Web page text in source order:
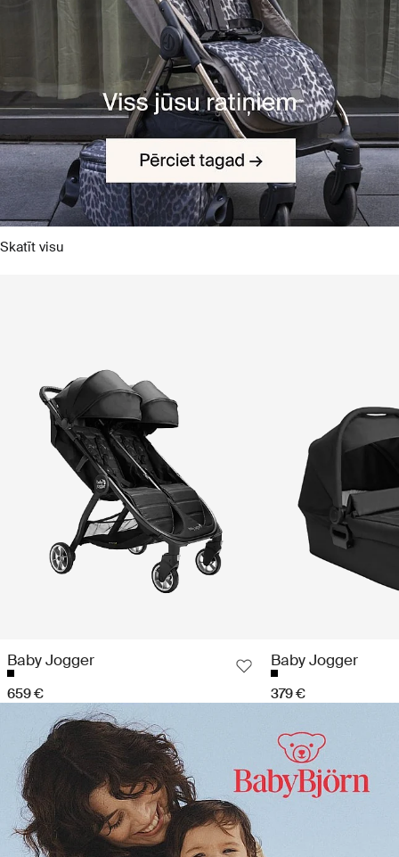
Skatīt visu
Baby Jogger
659 €
Baby Jogger
379 €